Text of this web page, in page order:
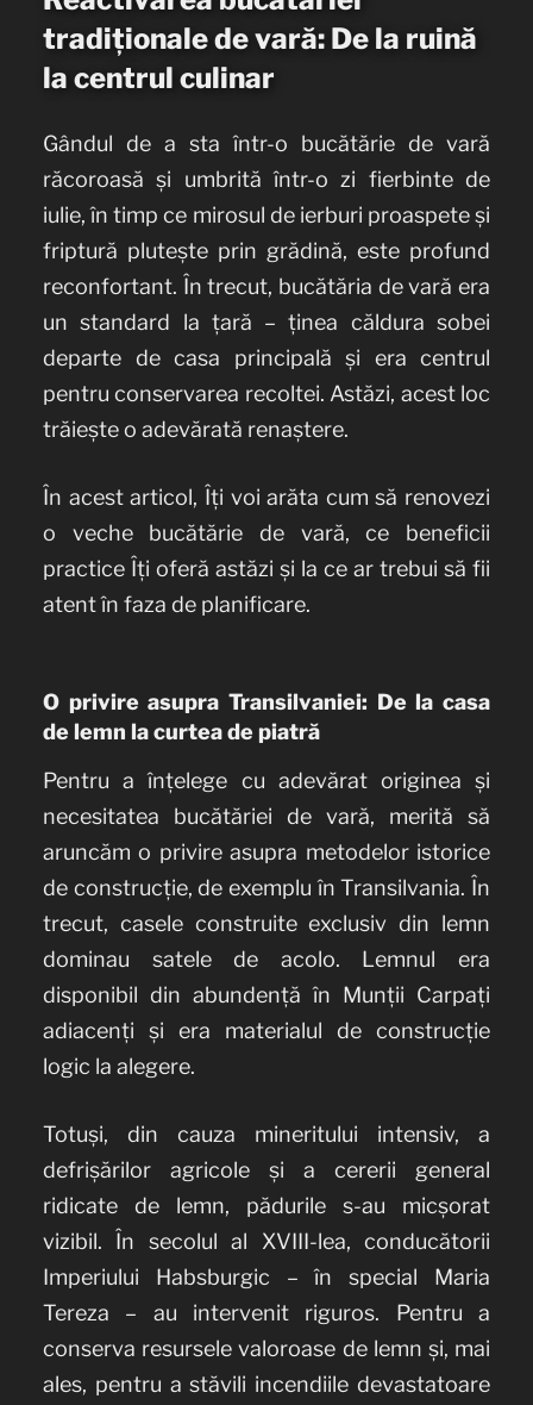
tradiționale de vară: De la ruină
la centrul culinar
Gândul de a sta într-o bucătărie de vară
răcoroasă și umbrită într-o zi fierbinte de
iulie, în timp ce mirosul de ierburi proaspete și
friptură plutește prin grădină, este profund
reconfortant. În trecut, bucătăria de vară era
un standard la țară – ținea căldura sobei
departe de casa principală și era centrul
pentru conservarea recoltei. Astăzi, acest loc
trăiește o adevărată renaștere.
În acest articol, Îți voi arăta cum să renovezi
o veche bucătărie de vară, ce beneficii
practice Îți oferă astăzi și la ce ar trebui să fii
atent în faza de planificare.
O privire asupra Transilvaniei: De la casa
de lemn la curtea de piatră
Pentru a înțelege cu adevărat originea și
necesitatea bucătăriei de vară, merită să
aruncăm o privire asupra metodelor istorice
de construcție, de exemplu în Transilvania. În
trecut, casele construite exclusiv din lemn
dominau satele de acolo. Lemnul era
disponibil din abundență în Munții Carpați
adiacenți și era materialul de construcție
logic la alegere.
Totuși, din cauza mineritului intensiv, a
defrișărilor agricole și a cererii general
ridicate de lemn, pădurile s-au micșorat
vizibil. În secolul al XVIII-lea, conducătorii
Imperiului Habsburgic – în special Maria
Tereza – au intervenit riguros. Pentru a
conserva resursele valoroase de lemn și, mai
ales, pentru a stăvili incendiile devastatoare